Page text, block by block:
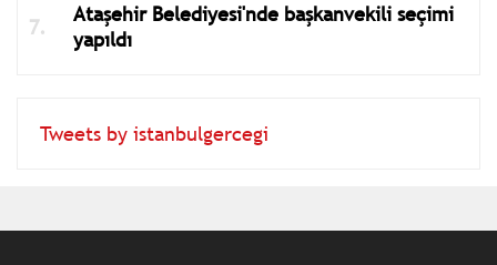
Ataşehir Belediyesi'nde başkanvekili seçimi
yapıldı
Tweets by istanbulgercegi